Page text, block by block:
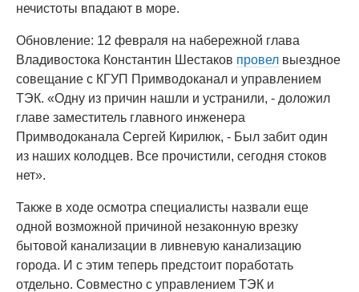
нечистоты впадают в море.
Обновление: 12 февраля на набережной глава
Владивостока Константин Шестаков провел выездное
совещание с КГУП Примводоканал и управлением
ТЭК. «Одну из причин нашли и устранили, - доложил
главе заместитель главного инженера
Примводоканала Сергей Кирилюк, - Был забит один
из наших колодцев. Все прочистили, сегодня стоков
нет».
Также в ходе осмотра специалисты назвали еще
одной возможной причиной незаконную врезку
бытовой канализации в ливневую канализацию
города. И с этим теперь предстоит поработать
отдельно. Совместно с управлением ТЭК и